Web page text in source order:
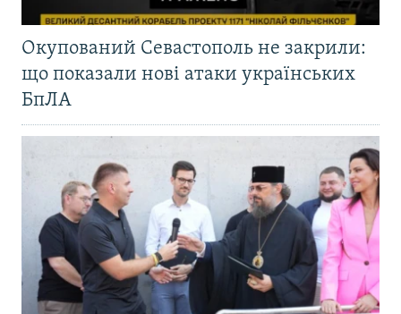
Окупований Севастополь не закрили:
що показали нові атаки українських
БпЛА